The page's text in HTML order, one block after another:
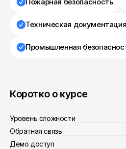
Техническая документация
Промышленная
Коротко о курсе
Уровень сложности
Обратная связь
Демо доступ